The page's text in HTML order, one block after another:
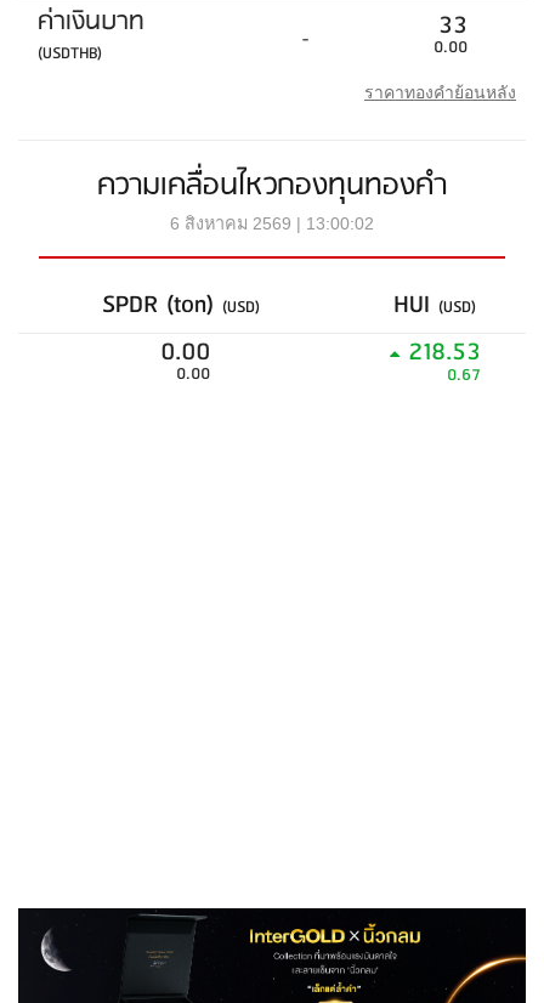
ค่าเงินบาท
(USDTHB) - 33
0.00
ราคาทองคำย้อนหลัง
ความเคลื่อนไหวกองทุนทองคำ
6 สิงหาคม 2569 | 13:00:02
SPDR (ton) (USD) HUI (USD)
0.00
0.00
218.53
0.67